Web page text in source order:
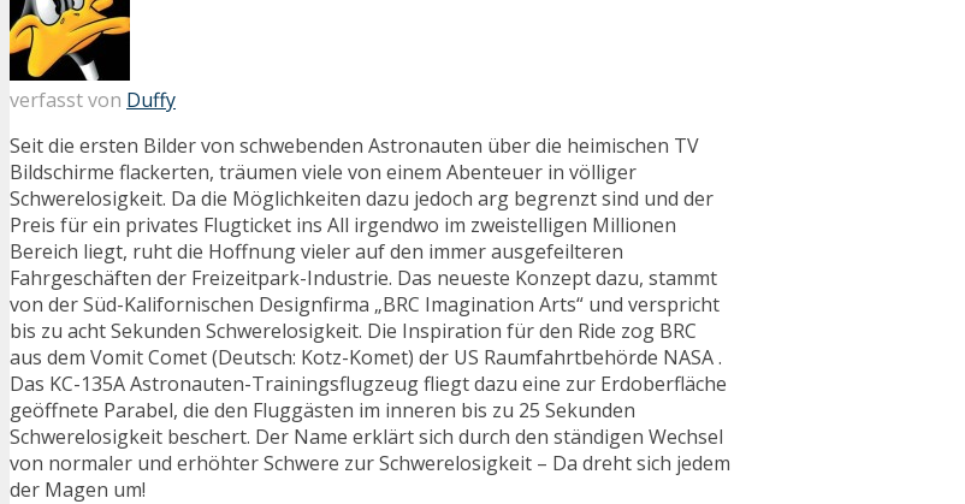
verfasst von Duffy
Seit die ersten Bilder von schwebenden Astronauten über die heimischen TV
Bildschirme flackerten, träumen viele von einem Abenteuer in völliger
Schwerelosigkeit. Da die Möglichkeiten dazu jedoch arg begrenzt sind und der
Preis für ein privates Flugticket ins All irgendwo im zweistelligen Millionen
Bereich liegt, ruht die Hoffnung vieler auf den immer ausgefeilteren
Fahrgeschäften der Freizeitpark-Industrie. Das neueste Konzept dazu, stammt
von der Süd-Kalifornischen Designfirma „BRC Imagination Arts“ und verspricht
bis zu acht Sekunden Schwerelosigkeit. Die Inspiration für den Ride zog BRC
aus dem Vomit Comet (Deutsch: Kotz-Komet) der US Raumfahrtbehörde NASA .
Das KC-135A Astronauten-Trainingsflugzeug fliegt dazu eine zur Erdoberfläche
geöffnete Parabel, die den Fluggästen im inneren bis zu 25 Sekunden
Schwerelosigkeit beschert. Der Name erklärt sich durch den ständigen Wechsel
von normaler und erhöhter Schwere zur Schwerelosigkeit – Da dreht sich jedem
der Magen um!